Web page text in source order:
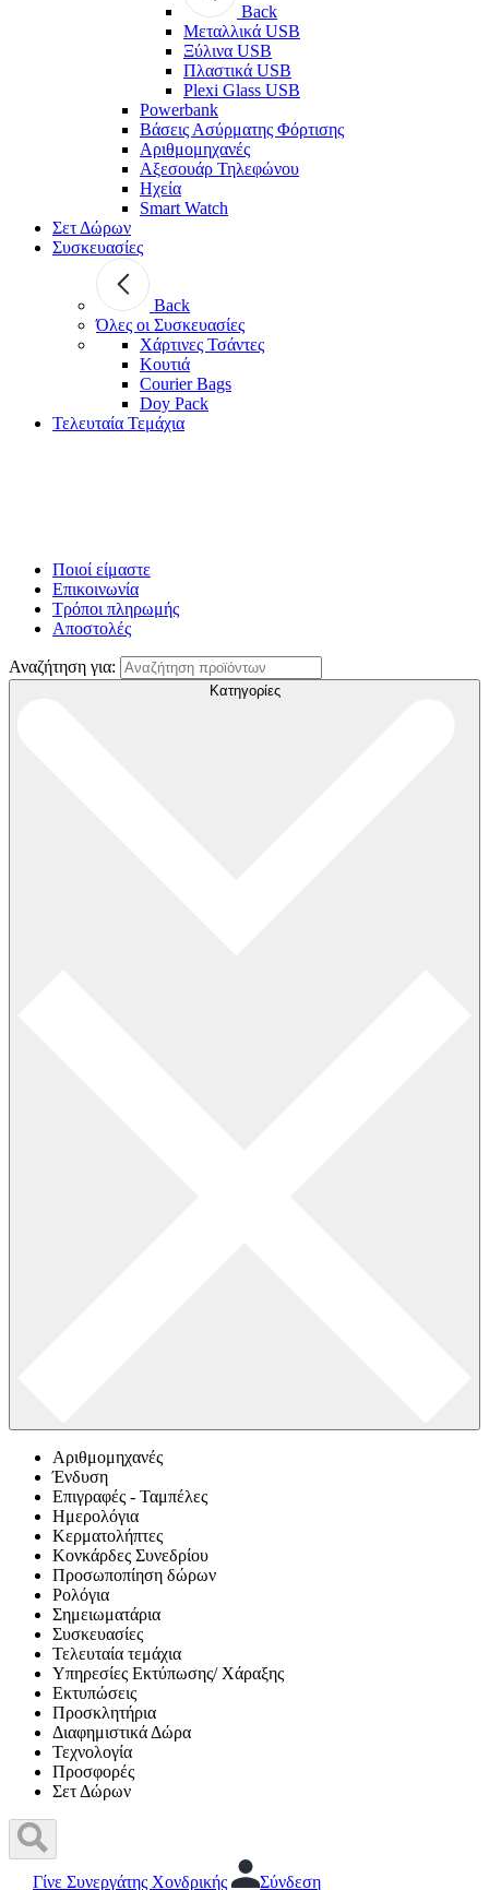
Back
Μεταλλικά USB
Ξύλινα USB
Πλαστικά USB
Plexi Glass USB
Powerbank
Βάσεις Ασύρματης Φόρτισης
Αριθμομηχανές
Αξεσουάρ Τηλεφώνου
Ηχεία
Smart Watch
Σετ Δώρων
Συσκευασίες
Back
Όλες οι Συσκευασίες
Χάρτινες Τσάντες
Κουτιά
Courier Bags
Doy Pack
Τελευταία Τεμάχια
Ποιοί είμαστε
Επικοινωνία
Τρόποι πληρωμής
Αποστολές
Αναζήτηση για:
Κατηγορίες
Αριθμομηχανές
Ένδυση
Επιγραφές - Ταμπέλες
Ημερολόγια
Κερματολήπτες
Κονκάρδες Συνεδρίου
Προσωποπίηση δώρων
Ρολόγια
Σημειωματάρια
Συσκευασίες
Τελευταία τεμάχια
Υπηρεσίες Εκτύπωσης/ Χάραξης
Εκτυπώσεις
Προσκλητήρια
Διαφημιστικά Δώρα
Τεχνολογία
Προσφορές
Σετ Δώρων
Γίνε Συνεργάτης Χονδρικής Σύνδεση